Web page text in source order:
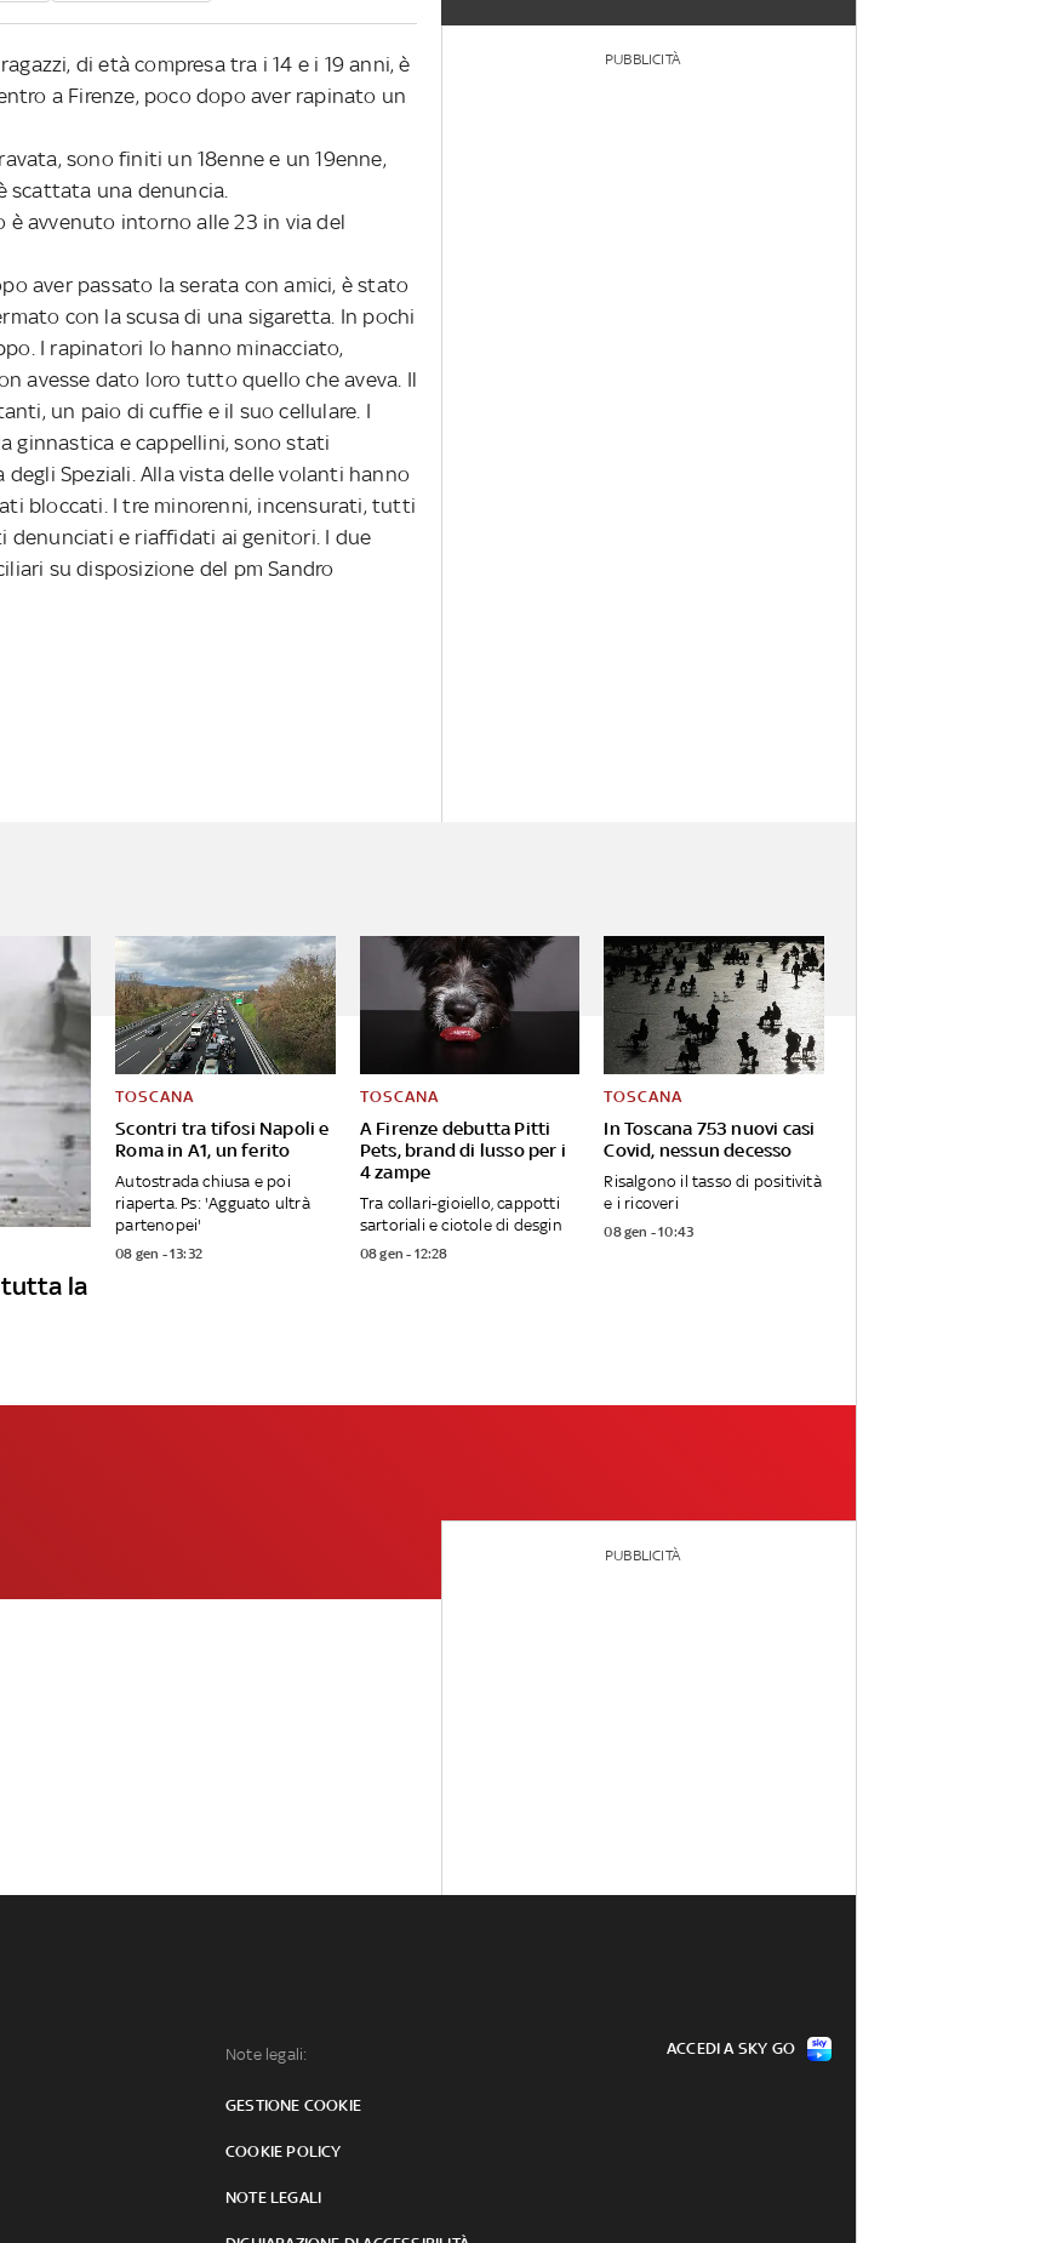
di età compresa tra i 14 e i 19 anni, è
a Firenze, poco dopo aver rapinato un
sono finiti un 18enne e un 19enne,
scattata una denuncia.
avvenuto intorno alle 23 in via del
aver passato la serata con amici, è stato
con la scusa di una sigaretta. In pochi
I rapinatori lo hanno minacciato,
avesse dato loro tutto quello che aveva. Il
un paio di cuffie e il suo cellulare. I
ginnastica e cappellini, sono stati
Speziali. Alla vista delle volanti hanno
bloccati. I tre minorenni, incensurati, tutti
denunciati e riaffidati ai genitori. I due
su disposizione del pm Sandro
PUBBLICITÀ
tutta la
Scontri tra tifosi Napoli e
Roma in A1, un ferito
TOSCANA
Autostrada chiusa e poi
riaperta. Ps: 'Agguato ultrà
partenopei'
08 gen - 13:32
A Firenze debutta Pitti
Pets, brand di lusso per i
4 zampe
TOSCANA
Tra collari-gioiello, cappotti
sartoriali e ciotole di desgin
08 gen - 12:28
In Toscana 753 nuovi casi
Covid, nessun decesso
TOSCANA
Risalgono il tasso di positività
e i ricoveri
08 gen - 10:43
PUBBLICITÀ
Note legali:
GESTIONE COOKIE
COOKIE POLICY
NOTE LEGALI
ACCEDI A SKY GO